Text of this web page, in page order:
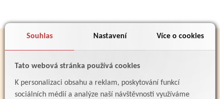
Souhlas Nastavení Více o cookies
Tato webová stránka používá cookies
K personalizaci obsahu a reklam, poskytování funkcí
sociálních médií a analýze naší návštěvnosti využíváme